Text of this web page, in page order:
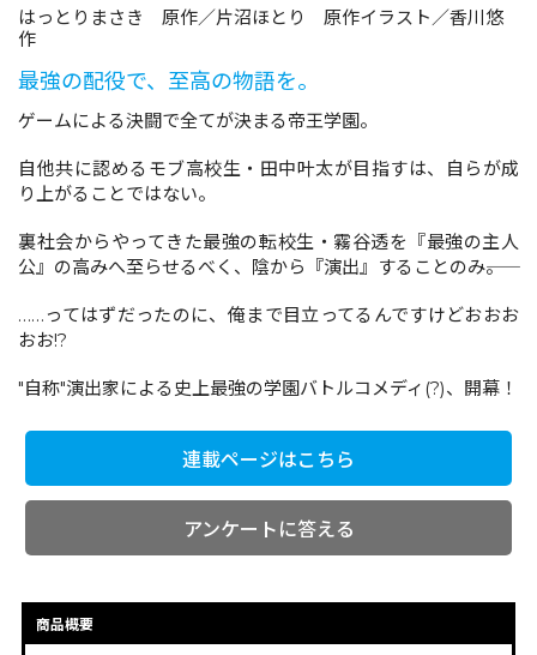
リキューレ
コミックパルフェ
コミックエッセイ
はっとりまさき 原作／片沼ほとり 原作イラスト／香川悠
作
最強の配役で、至高の物語を。
ゲームによる決闘で全てが決まる帝王学園。
自他共に認めるモブ高校生・田中叶太が目指すは、自らが成
り上がることではない。
裏社会からやってきた最強の転校生・霧谷透を『最強の主人
公』の高みへ至らせるべく、陰から『演出』することのみ――。
……ってはずだったのに、俺まで目立ってるんですけどおおお
おお!?
"自称"演出家による史上最強の学園バトルコメディ(?)、開幕！
連載ページはこちら
アンケートに答える
商品概要